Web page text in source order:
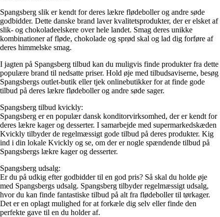
Spangsberg slik er kendt for deres lækre flødeboller og andre søde
godbidder. Dette danske brand laver kvalitetsprodukter, der er elsket af
slik- og chokoladeelskere over hele landet. Smag deres unikke
kombinationer af fløde, chokolade og sprød skal og lad dig forføre af
deres himmelske smag.
I jagten på Spangsberg tilbud kan du muligvis finde produkter fra dette
populære brand til nedsatte priser. Hold øje med tilbudsaviserne, besøg
Spangsbergs outlet-butik eller tjek onlinebutikker for at finde gode
tilbud på deres lækre flødeboller og andre søde sager.
Spangsberg tilbud kvickly:
Spangsberg er en populær dansk konditorvirksomhed, der er kendt for
deres lækre kager og desserter. I samarbejde med supermarkedskæden
Kvickly tilbyder de regelmæssigt gode tilbud på deres produkter. Kig
ind i din lokale Kvickly og se, om der er nogle spændende tilbud på
Spangsbergs lækre kager og desserter.
Spangsberg udsalg:
Er du på udkig efter godbidder til en god pris? Så skal du holde øje
med Spangsbergs udsalg. Spangsberg tilbyder regelmæssigt udsalg,
hvor du kan finde fantastiske tilbud på alt fra flødeboller til tørkager.
Det er en oplagt mulighed for at forkæle dig selv eller finde den
perfekte gave til en du holder af.